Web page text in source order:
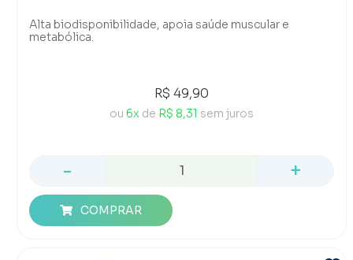
Alta biodisponibilidade, apoia saúde muscular e
metabólica.
R$ 49,90
ou 6x de R$ 8,31 sem juros
- +
COMPRAR